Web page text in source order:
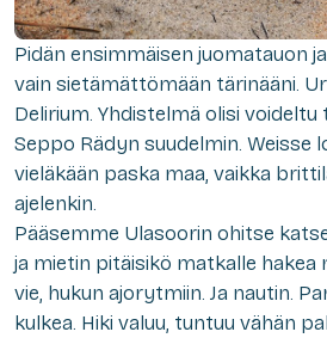
Pidän ensimmäisen juomatauon
vain sietämättömään tärinääni.
Delirium. Yhdistelmä olisi
Seppo Rädyn suudelmin. Weisse
vieläkään paska maa, vaikka
ajelenkin.
Pääsemme Ulasoorin ohitse
ja mietin pitäisikö matkalle hakea
vie, hukun ajorytmiin. Ja nautin.
kulkea. Hiki valuu, tuntuu vähän